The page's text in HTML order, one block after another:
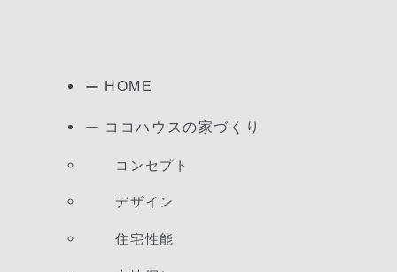
HOME
ココハウスの家づくり
コンセプト
デザイン
住宅性能